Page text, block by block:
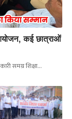
कई छात्राओं
समग्र शिक्षा…